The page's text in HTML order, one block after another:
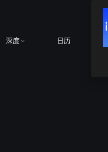
深度 日历